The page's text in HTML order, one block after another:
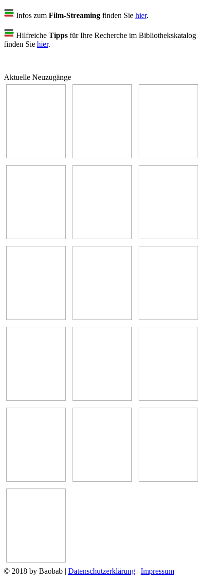
Infos zum Film-Streaming finden Sie hier.
Hilfreiche Tipps für Ihre Recherche im Bibliothekskatalog
finden Sie hier.
Aktuelle Neuzugänge
© 2018 by Baobab | Datenschutzerklärung | Impressum